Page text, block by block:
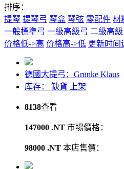
排序：
提琴 提琴弓 琴盒 琴弦 零配件 材
一般標準弓 一級高級弓 二級高
价格低->高 价格高->低 更新时间
德國大提弓：Grunke Klaus
库存： 缺貨 上架
8138查看
147000 .NT 市場價格：
98000 .NT 本店售價：